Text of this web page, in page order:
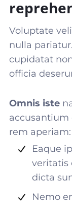
Voluptate
nulla
cupidatat
officia
Omnis iste
rem aperiam:
Eaque
veritatis
dicta
Nemo